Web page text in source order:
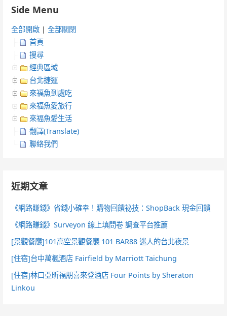
Side Menu
全部開啟 |全部關閉
首頁
搜尋
經典區域
台北捷運
來福魚到處吃
來福魚愛旅行
來福魚愛生活
翻譯(Translate)
聯絡我們
近期文章
《網路賺錢》省錢小確幸！購物回饋祕技：ShopBack 現金回饋
《網路賺錢》Surveyon 線上填問卷 調查平台推薦
[景觀餐廳]101高空景觀餐廳 101 BAR88 迷人的台北夜景
[住宿]台中萬楓酒店 Fairfield by Marriott Taichung
[住宿]林口亞昕福朋喜來登酒店 Four Points by Sheraton
Linkou